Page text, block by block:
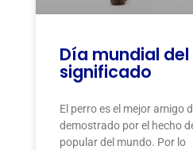
Día mundial
significado
El perro es el mejor amigo
demostrado por el hecho
popular del mundo. Por lo